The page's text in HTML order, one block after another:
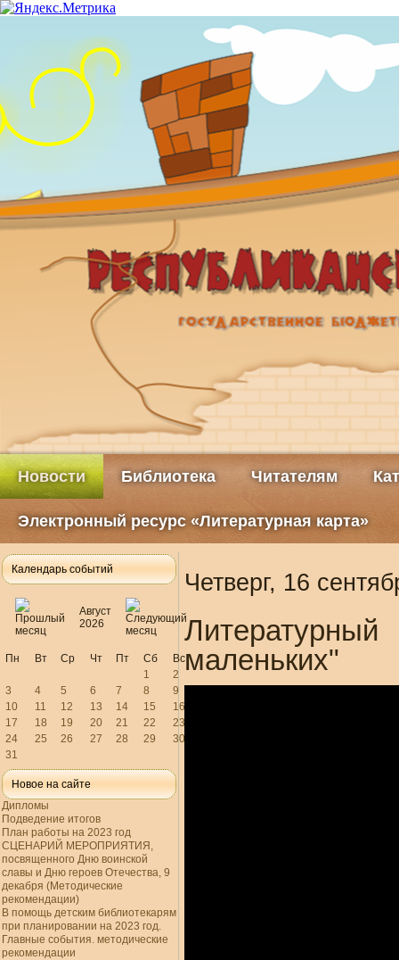
Новости Библиотека Читателям
Электронный ресурс «Литературная карта»
Календарь событий
Август
2026
Пн Вт Ср Чт Пт Сб
Вс
1
2
3
4 5 6 7 8
9
10
11 12 13 14 15
16
17
18 19 20 21 22
23
24
25 26 27 28 29
30
31
Новое на сайте
Дипломы
Подведение итогов
План работы на 2023 год
СЦЕНАРИЙ МЕРОПРИЯТИЯ,
посвященного Дню воинской
славы и Дню героев Отечества, 9
декабря (Методические
рекомендации)
В помощь детским библиотекарям
при планировании на 2023 год.
Главные события. методические
рекомендации
Четверг, 16
маленьких"